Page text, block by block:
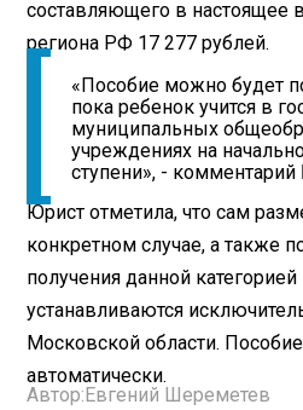
составляющего в настоящее
региона РФ 17 277 рублей.
«Пособие можно будет
пока ребенок учится в
муниципальных
учреждениях на
ступени», -
Юрист отметила, что сам
конкретном случае, а также
получения данной
устанавливаются
Московской области.
автоматически.
Автор: Евгений Шереметев